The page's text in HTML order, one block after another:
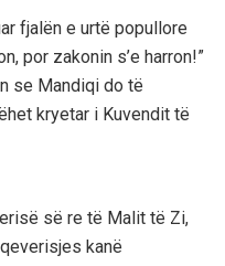
fjalën e urtë popullore
por zakonin s’e harron!”
se Mandiqi do të
kryetar i Kuvendit të
së re të Malit të Zi,
kanë